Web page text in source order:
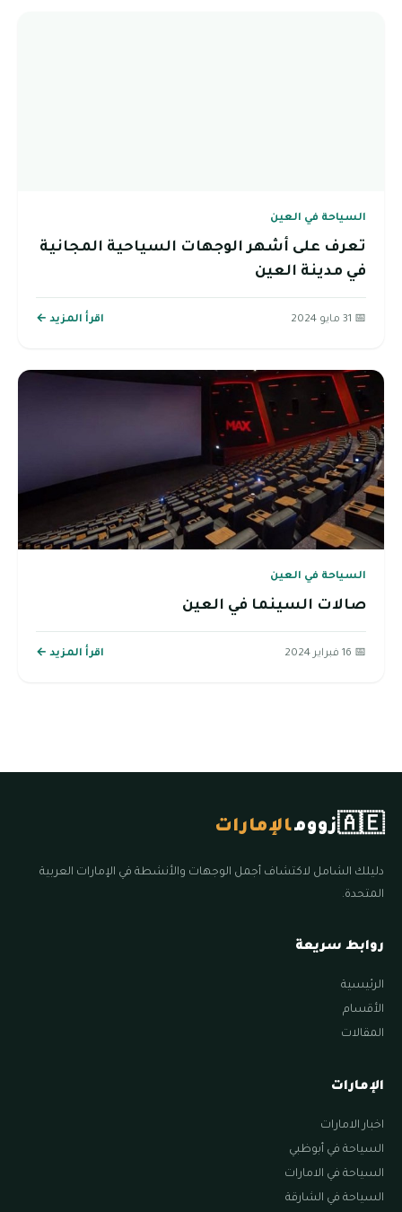
السياحة في العين
تعرف على أشهر الوجهات السياحية المجانية
في مدينة العين
📅 31 مايو 2024 اقرأ المزيد ←
السياحة في العين
صالات السينما في العين
📅 16 فبراير 2024 اقرأ المزيد ←
🇦🇪زوومالإمارات
دليلك الشامل لاكتشاف أجمل الوجهات والأنشطة في الإمارات العربية
المتحدة.
روابط سريعة
الرئيسية
الأقسام
المقالات
الإمارات
اخبار الامارات
السياحة في أبوظبي
السياحة في الامارات
السياحة في الشارقة